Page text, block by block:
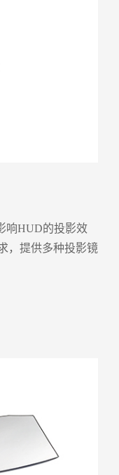
响HUD的投影效
，提供多种投影镜